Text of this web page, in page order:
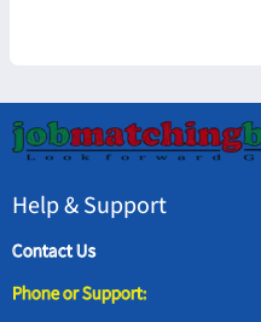
Help & Support
Contact Us
Phone or Support: